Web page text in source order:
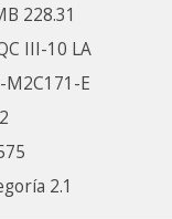
228.31
III-10 LA
M2C171-E
2.1